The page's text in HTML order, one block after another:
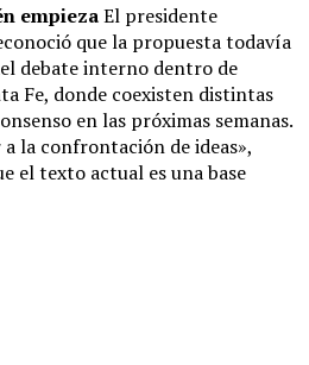
empiezaEl presidente
que la propuesta todavía
debate interno dentro de
Fe, donde coexisten distintas
en las próximas semanas.
la confrontación de ideas»,
el texto actual es una base